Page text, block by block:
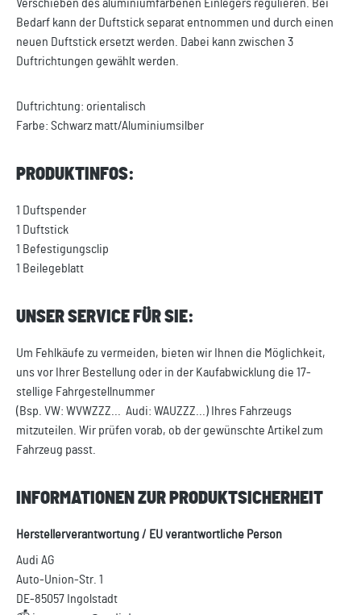
Verschieben des aluminiumfarbenen Einlegers regulieren. Bei
Bedarf kann der Duftstick separat entnommen und durch einen
neuen Duftstick ersetzt werden. Dabei kann zwischen 3
Duftrichtungen gewählt werden.
Duftrichtung: orientalisch
Farbe: Schwarz matt/Aluminiumsilber
PRODUKTINFOS:
1 Duftspender
1 Duftstick
1 Befestigungsclip
1 Beilegeblatt
UNSER SERVICE FÜR SIE:
Um Fehlkäufe zu vermeiden, bieten wir Ihnen die Möglichkeit,
uns vor Ihrer Bestellung oder in der Kaufabwicklung die 17-
stellige Fahrgestellnummer
(Bsp. VW: WVWZZZ... Audi: WAUZZZ...) Ihres Fahrzeugs
mitzuteilen. Wir prüfen vorab, ob der gewünschte Artikel zum
Fahrzeug passt.
INFORMATIONEN ZUR PRODUKTSICHERHEIT
Herstellerverantwortung / EU verantwortliche Person
Audi AG
Auto-Union-Str. 1
DE-85057 Ingolstadt